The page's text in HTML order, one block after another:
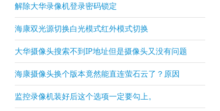
解除大华录像机登录密码锁定
海康双光源切换白光模式红外模式切换
大华摄像头搜索不到IP地址但是摄像头又没有问题
海康摄像头换个版本竟然能直连萤石云了？原因
监控录像机装好后这个选项一定要勾上。